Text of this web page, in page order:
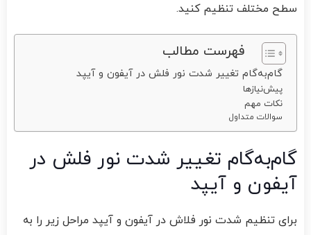
سطح مختلف تنظیم کنید.
فهرست مطالب
گام‌به‌گام تغییر شدت نور فلش در آیفون و آیپد
پیش‌نیازها
نکات مهم
سوالات متداول
گام‌به‌گام تغییر شدت نور فلش در
آیفون و آیپد
برای تنظیم شدت نور فلاش در آیفون و آیپد مراحل زیر را به